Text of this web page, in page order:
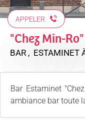
APPELER
"Chez Min-Ro"
BAR , ESTAMINET
Bar Estaminet
ambiance bar toute